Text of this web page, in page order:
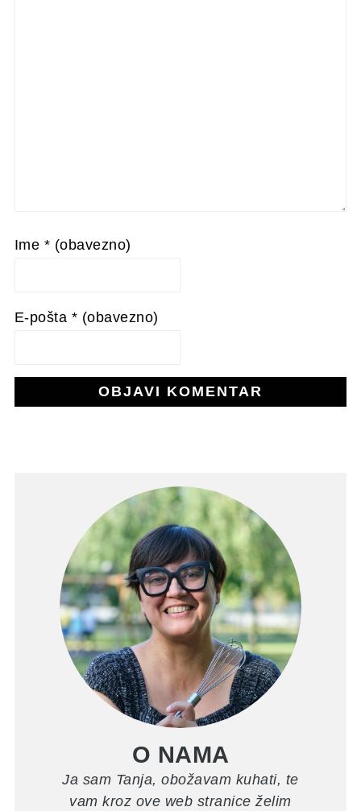
Ime * (obavezno)
E-pošta * (obavezno)
O NAMA
Ja sam Tanja, obožavam kuhati, te
vam kroz ove web stranice želim